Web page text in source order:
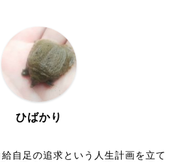
ひばかり
自足の追求という人生計画を立て